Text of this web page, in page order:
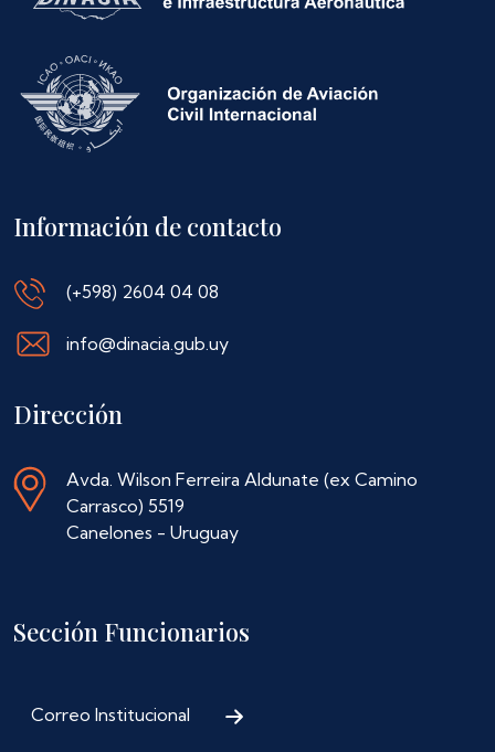
Información de contacto
(+598) 2604 04 08
info@dinacia.gub.uy
Dirección
Avda. Wilson Ferreira Aldunate (ex Camino
Carrasco) 5519
Canelones - Uruguay
Sección Funcionarios
Correo Institucional